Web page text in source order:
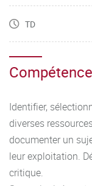
TD
Identifier,
diverses
documenter un
leur exploitation.
critique.